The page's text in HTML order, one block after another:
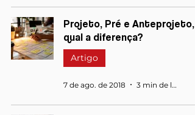
Projeto, Pré e Anteprojeto,
qual a diferença?
Artigo
7 de ago. de 2018 3 min de leitura